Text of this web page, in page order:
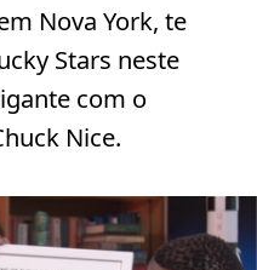
Nova York, te
Stars neste
com o
Nice.